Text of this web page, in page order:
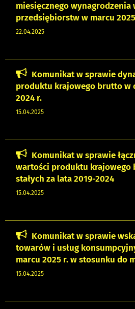
miesięcznego wynagrodzenia
przedsiębiorstw w marcu
22.04.2025
Komunikat w sprawie
produktu krajowego brutto w
2024 r.
15.04.2025
Komunikat w sprawie
wartości produktu krajowego
stałych za lata 2019-2024
15.04.2025
Komunikat w sprawie
towarów i usług
marcu 2025 r. w stosunku do
15.04.2025